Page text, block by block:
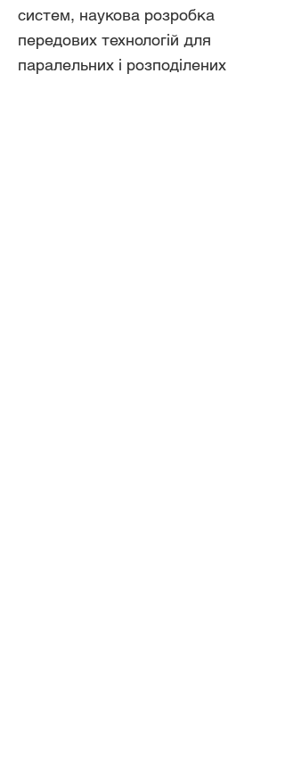
систем, наукова розробка
передових технологій для
паралельних і розподілених